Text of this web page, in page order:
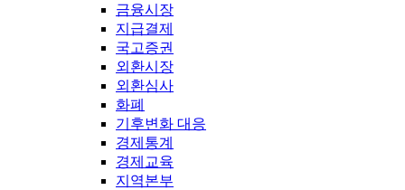
금융시장
지급결제
국고증권
외환시장
외환심사
화폐
기후변화 대응
경제통계
경제교육
지역본부